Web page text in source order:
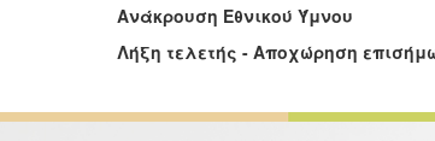
Ανάκρουση Εθνικού Ύμνου
Λήξη τελετής - Αποχώρηση